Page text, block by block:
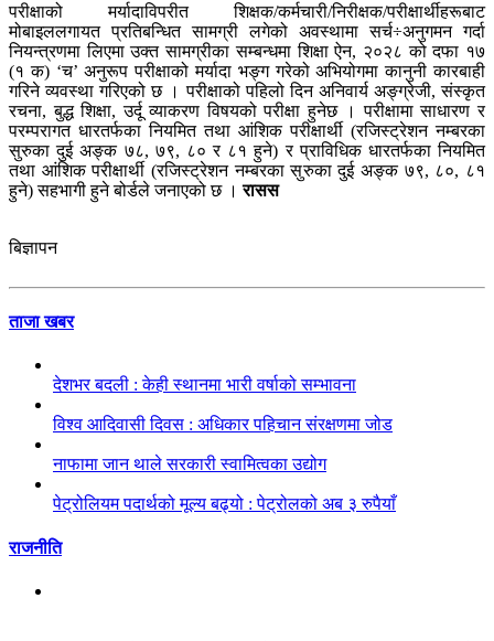
परीक्षाको मर्यादाविपरीत शिक्षक/कर्मचारी/निरीक्षक/परीक्षार्थीहरूबाट
मोबाइललगायत प्रतिबन्धित सामग्री लगेको अवस्थामा सर्च÷अनुगमन गर्दा
नियन्त्रणमा लिएमा उक्त सामग्रीका सम्बन्धमा शिक्षा ऐन, २०२८ को दफा १७
(१ क) ‘च’ अनुरूप परीक्षाको मर्यादा भङ्ग गरेको अभियोगमा कानुनी कारबाही
गरिने व्यवस्था गरिएको छ । परीक्षाको पहिलो दिन अनिवार्य अङ्ग्रेजी, संस्कृत
रचना, बुद्ध शिक्षा, उर्दू व्याकरण विषयको परीक्षा हुनेछ । परीक्षामा साधारण र
परम्परागत धारतर्फका नियमित तथा आंशिक परीक्षार्थी (रजिस्ट्रेशन नम्बरका
सुरुका दुई अङ्क ७८, ७९, ८० र ८१ हुने) र प्राविधिक धारतर्फका नियमित
तथा आंशिक परीक्षार्थी (रजिस्ट्रेशन नम्बरका सुरुका दुई अङ्क ७९, ८०, ८१
हुने) सहभागी हुने बोर्डले जनाएको छ ।रासस
बिज्ञापन
ताजा खबर
देशभर बदली : केही स्थानमा भारी वर्षाको सम्भावना
विश्व आदिवासी दिवस : अधिकार पहिचान संरक्षणमा जोड
नाफामा जान थाले सरकारी स्वामित्वका उद्योग
पेट्रोलियम पदार्थको मूल्य बढ्यो : पेट्रोलको अब ३ रुपैयाँ
राजनीति